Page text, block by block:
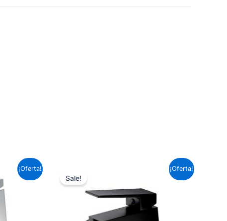
¡Oferta! ¡Oferta!
Sale!
era:
95,59 €.
es:
70,76 €.